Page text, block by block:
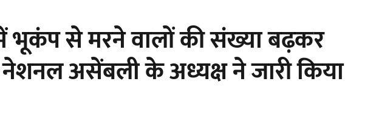
भूकंप से मरने वालों की संख्या बढ़कर
असेंबली के अध्यक्ष ने जारी किया